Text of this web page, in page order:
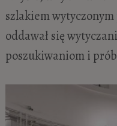
szlakiem
oddawał się
poszukiwaniom i